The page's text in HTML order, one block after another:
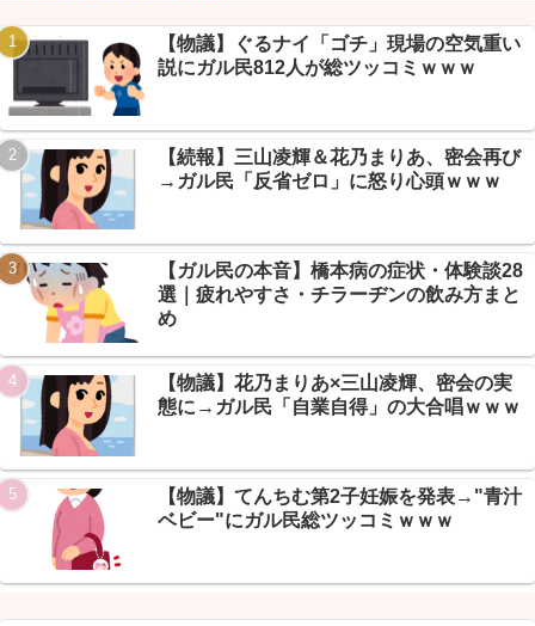
Powered by livedoor 相互RSS
ｗｗｗ NEW!
【放送事故】 昔のドラマのレ◯プシーン、今見るとアウトすぎ
NEW!
【保存版】マイナ保険証、本当に慣れた？→年収バレ・暗証番号
の本音がエッヂで炸裂ｗｗｗ NEW!
【まとめ】ニコニコ老人会、RUSTで大荒れ→ゆゆうた拠点爆破
に加藤純一論争までｗｗｗ
NEW!
【悲報】ヒカキン、熊本に2000万円寄付→「偽善者」の大合唱で
スレ阿鼻叫喚ｗｗｗ
エネ夫に離婚を突きつけたら私の職場(法律事務所)に乗り込んで
きた 堂々と「離婚の法律相談です。母の薦めでこちらに参りまし
た」と言っているが、...
NEW!
Powered by livedoor 相互RSS
【物議】ぐるナイ「ゴチ」現場の空気重い
説にガル民812人が総ツッコミｗｗｗ
【続報】三山凌輝＆花乃まりあ、密会再び
→ガル民「反省ゼロ」に怒り心頭ｗｗｗ
【ガル民の本音】橋本病の症状・体験談28
選｜疲れやすさ・チラーヂンの飲み方まと
め
【物議】花乃まりあ×三山凌輝、密会の実
態に→ガル民「自業自得」の大合唱ｗｗｗ
【物議】てんちむ第2子妊娠を発表→"青汁
ベビー"にガル民総ツッコミｗｗｗ